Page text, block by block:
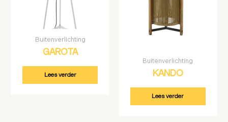
Buitenverlichting
GAROTA
Lees verder
Buitenverlichting
KANDO
Lees verder